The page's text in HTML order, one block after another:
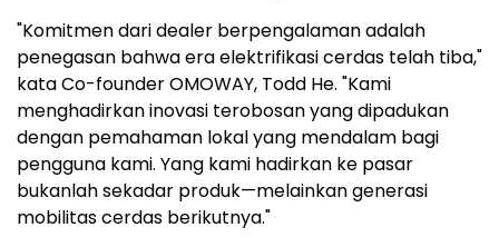
"Komitmen dari dealer berpengalaman adalah
penegasan bahwa era elektrifikasi cerdas telah tiba,"
kata Co-founder OMOWAY, Todd He. "Kami
menghadirkan inovasi terobosan yang dipadukan
dengan pemahaman lokal yang mendalam bagi
pengguna kami. Yang kami hadirkan ke pasar
bukanlah sekadar produk—melainkan generasi
mobilitas cerdas berikutnya."